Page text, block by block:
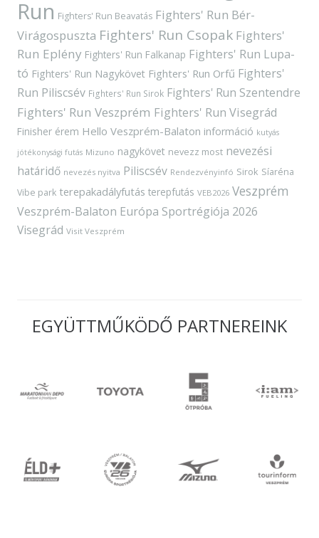
Run Fighters' Run Beavatás Fighters' Run Bér-
Virágospuszta Fighters' Run Csopak Fighters'
Run Eplény Fighters' Run Falkanap Fighters' Run Lupa-
tó Fighters' Run Nagykövet Fighters' Run Orfű Fighters'
Run Piliscsév Fighters' Run Sirok Fighters' Run Szentendre
Fighters' Run Veszprém Fighters' Run Visegrád
Finisher érem Hello Veszprém-Balaton információ kutyás
jótékonysági futás Mizuno nagykövet nevezz most nevezési
határidő nevezés nyitva Piliscsév Rendezvényinfó Sirok Síaréna
Vibe park terepakadályfutás terepfutás VEB2026 Veszprém
Veszprém-Balaton Európa Sportrégiója 2026
Visegrád Visit Veszprém
EGYÜTTMŰKÖDŐ PARTNEREINK